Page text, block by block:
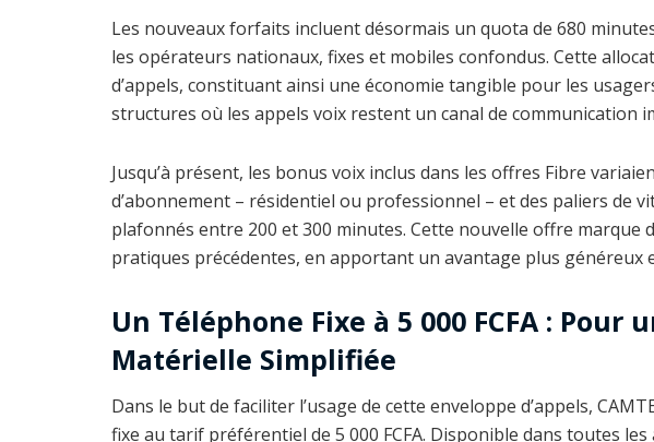
Les nouveaux forfaits incluent désormais un quota de 680
les opérateurs nationaux, fixes et mobiles confondus. Cette
d’appels, constituant ainsi une économie tangible pour les
structures où les appels voix restent un canal de communication
Jusqu’à présent, les bonus voix inclus dans les offres Fibre
d’abonnement – résidentiel ou professionnel – et des paliers de
plafonnés entre 200 et 300 minutes. Cette nouvelle offre marque
pratiques précédentes, en apportant un avantage plus généreux
Un Téléphone Fixe à 5 000 FCFA : Pour
Matérielle Simplifiée
Dans le but de faciliter l’usage de cette enveloppe d’appels,
fixe au tarif préférentiel de 5 000 FCFA. Disponible dans toutes les